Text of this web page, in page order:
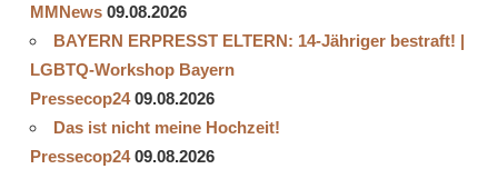
WODARG
PROF.
BHAKDI
PROF.
HOCKERTZ
PROF.
MMNews 09.08.2026
BAYERN ERPRESST ELTERN: 14-Jähriger bestraft! |
LGBTQ-Workshop Bayern
Pressecop24 09.08.2026
Das ist nicht meine Hochzeit!
Pressecop24 09.08.2026